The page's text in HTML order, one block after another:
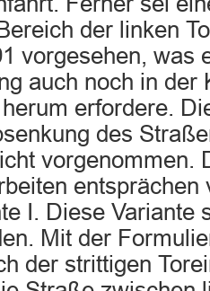
der linken
vorgesehen, was
auch noch in der
erfordere.
des
vorgenommen.
entsprächen
I. Diese Variante
Mit der
der strittigen